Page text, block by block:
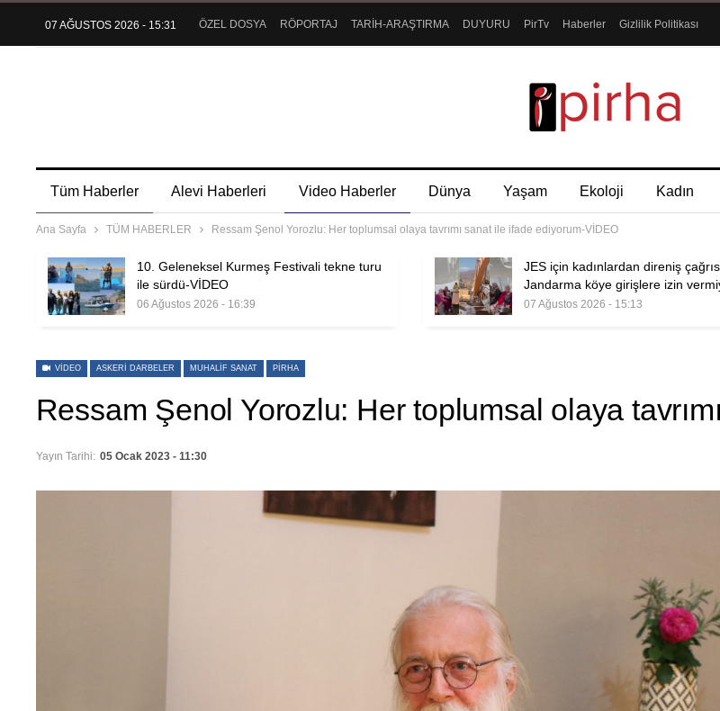
07 AĞUSTOS 2026 - 15:31 ÖZEL DOSYA RÖPORTAJ TARİH-ARAŞTIRMA DUYURU PirTv Haberler Gizlilik Politikası
Tüm Haberler Alevi Haberleri Video Haberler Dünya Yaşam Ekoloji Kadın
Ana Sayfa TÜM HABERLER Ressam Şenol Yorozlu: Her toplumsal olaya tavrımı sanat ile ifade ediyorum-VİDEO
10. Geleneksel Kurmeş Festivali tekne turu
ile sürdü-VİDEO
06 Ağustos 2026 - 16:39
JES için kadınlardan direniş
Jandarma köye girişlere izin
07 Ağustos 2026 - 15:13
VIDEO ASKERI DARBELER MUHALIF SANAT PIRHA
Ressam Şenol Yorozlu: Her toplumsal olaya
Yayın Tarihi: 05 Ocak 2023 - 11:30